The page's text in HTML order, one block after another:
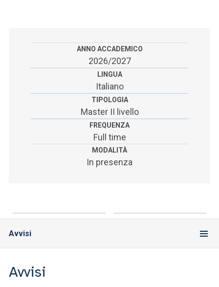
ACCEDI A CLOUDMAILANNO ACCADEMICO
2026/2027
LINGUA
Italiano
TIPOLOGIA
Master II livello
FREQUENZA
Full time
MODALITÀ
In presenza
Avvisi
Avvisi